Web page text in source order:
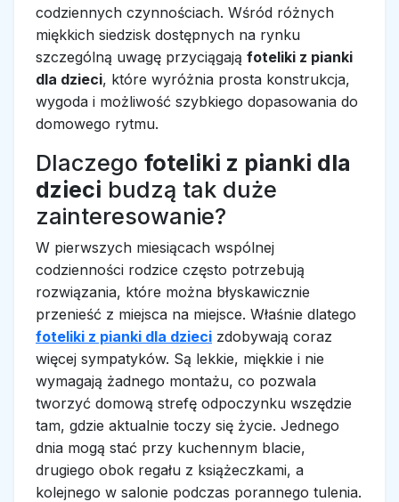
codziennych czynnościach. Wśród różnych
miękkich siedzisk dostępnych na rynku
szczególną uwagę przyciągają foteliki z pianki
dla dzieci, które wyróżnia prosta konstrukcja,
wygoda i możliwość szybkiego dopasowania do
domowego rytmu.
Dlaczego foteliki z pianki dla
dzieci budzą tak duże
zainteresowanie?
W pierwszych miesiącach wspólnej
codzienności rodzice często potrzebują
rozwiązania, które można błyskawicznie
przenieść z miejsca na miejsce. Właśnie dlatego
foteliki z pianki dla dzieci zdobywają coraz
więcej sympatyków. Są lekkie, miękkie i nie
wymagają żadnego montażu, co pozwala
tworzyć domową strefę odpoczynku wszędzie
tam, gdzie aktualnie toczy się życie. Jednego
dnia mogą stać przy kuchennym blacie,
drugiego obok regału z książeczkami, a
kolejnego w salonie podczas porannego tulenia.